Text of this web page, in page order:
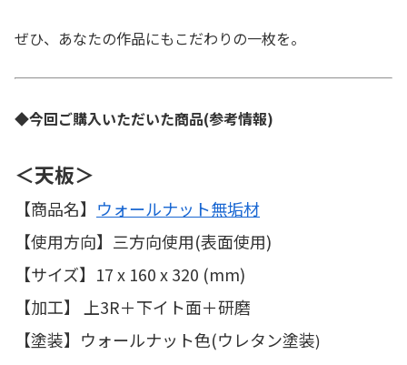
ぜひ、あなたの作品にもこだわりの一枚を。
◆今回ご購入いただいた商品(参考情報)
＜天板＞
【商品名】 ウォールナット無垢材
【使用方向】三方向使用(表面使用)
【サイズ】17 x 160 x 320 (mm)
【加工】 上3R＋下イト面＋研磨
【塗装】ウォールナット色(ウレタン塗装)